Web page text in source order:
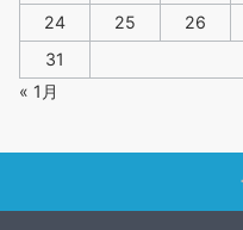
24
25 26
31
« 1月